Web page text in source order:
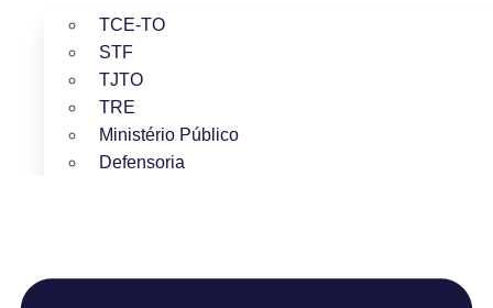
TCE-TO
STF
TJTO
TRE
Ministério Público
Defensoria